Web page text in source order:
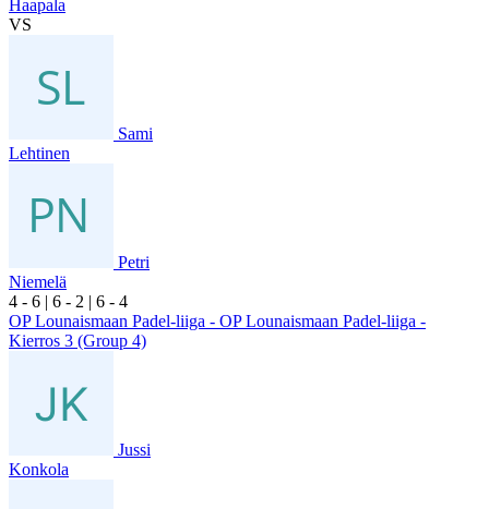
Haapala
VS
Sami
Lehtinen
Petri
Niemelä
4 - 6 | 6 - 2 | 6 - 4
OP Lounaismaan Padel-liiga - OP Lounaismaan Padel-liiga -
Kierros 3 (Group 4)
Jussi
Konkola